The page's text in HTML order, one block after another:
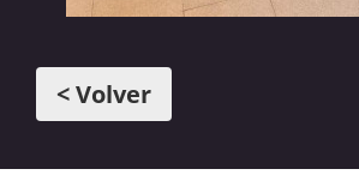
< Volver